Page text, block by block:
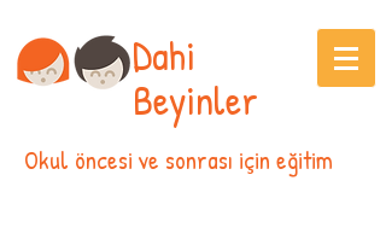
Dahi
Beyinler
Okul öncesi ve sonrası için eğitim